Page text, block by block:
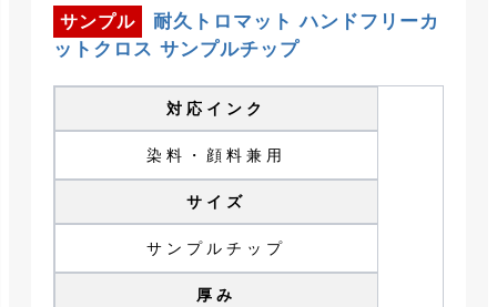
サンプル
耐久トロマット ハンドフリーカ
ットクロス サンプルチップ
対応インク
染料・顔料兼用
サイズ
サンプルチップ
厚み